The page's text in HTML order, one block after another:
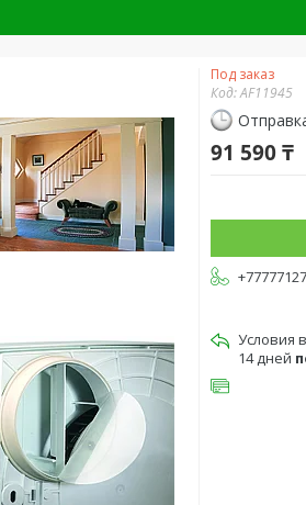
Под заказ
Код:AF11945
91 590 ₸
14 дней